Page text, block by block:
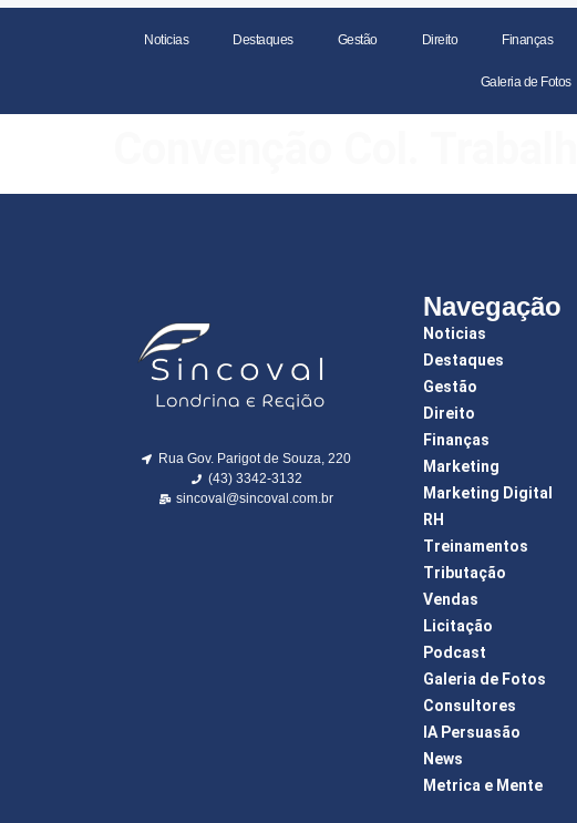
Noticias Destaques Gestão Direito Finanças
Galeria de Fotos
Rua Gov. Parigot de Souza, 220
(43) 3342-3132
sincoval@sincoval.com.br
Navegação
Noticias
Destaques
Gestão
Direito
Finanças
Marketing
Marketing Digital
RH
Treinamentos
Tributação
Vendas
Licitação
Podcast
Galeria de Fotos
Consultores
IA Persuasão
News
Metrica e Mente